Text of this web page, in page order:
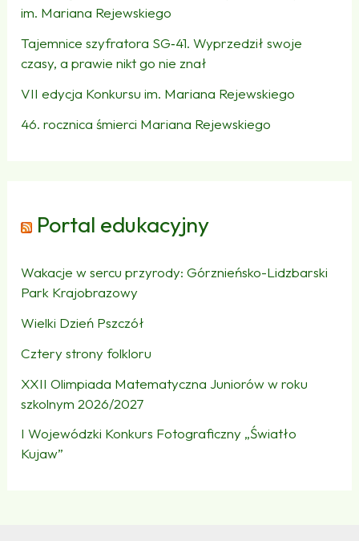
im. Mariana Rejewskiego
Tajemnice szyfratora SG‑41. Wyprzedził swoje
czasy, a prawie nikt go nie znał
VII edycja Konkursu im. Mariana Rejewskiego
46. rocznica śmierci Mariana Rejewskiego
Portal edukacyjny
Wakacje w sercu przyrody: Górznieńsko-Lidzbarski
Park Krajobrazowy
Wielki Dzień Pszczół
Cztery strony folkloru
XXII Olimpiada Matematyczna Juniorów w roku
szkolnym 2026/2027
I Wojewódzki Konkurs Fotograficzny „Światło
Kujaw”